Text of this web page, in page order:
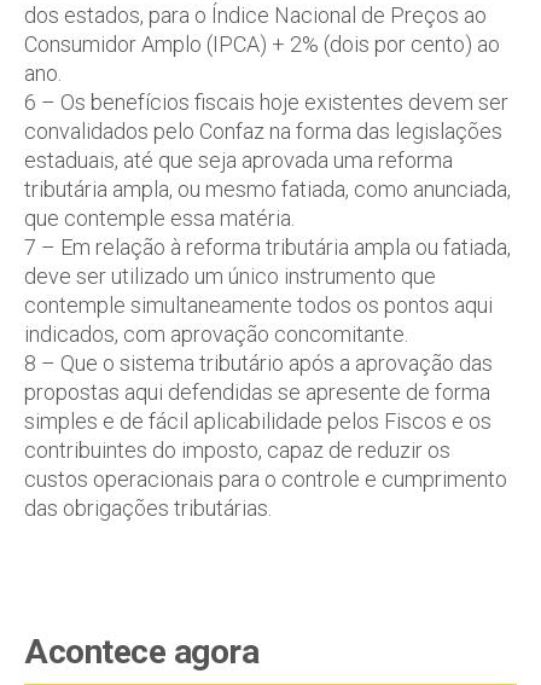
dos estados, para o Índice Nacional de Preços ao
Consumidor Amplo (IPCA) + 2% (dois por cento) ao
ano.
6 – Os benefícios fiscais hoje existentes devem ser
convalidados pelo Confaz na forma das legislações
estaduais, até que seja aprovada uma reforma
tributária ampla, ou mesmo fatiada, como anunciada,
que contemple essa matéria.
7 – Em relação à reforma tributária ampla ou fatiada,
deve ser utilizado um único instrumento que
contemple simultaneamente todos os pontos aqui
indicados, com aprovação concomitante.
8 – Que o sistema tributário após a aprovação das
propostas aqui defendidas se apresente de forma
simples e de fácil aplicabilidade pelos Fiscos e os
contribuintes do imposto, capaz de reduzir os
custos operacionais para o controle e cumprimento
das obrigações tributárias.
Acontece agora